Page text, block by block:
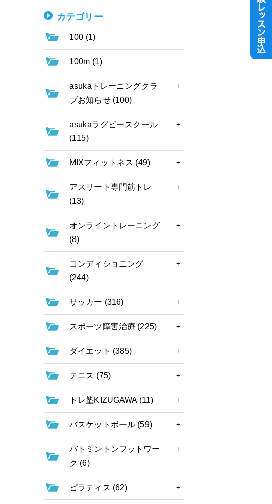
カテゴリー
100 (1)
100m (1)
asukaトレーニングクラ
ブお知らせ (100)
asukaラグビースクール
(115)
MIXフィットネス (49)
アスリート専門筋トレ
(13)
オンライントレーニング
(8)
コンディショニング
(244)
サッカー (316)
スポーツ障害治療 (225)
ダイエット (385)
テニス (75)
トレ塾KIZUGAWA (11)
バスケットボール (59)
バトミントンフットワー
ク (6)
ピラティス (62)